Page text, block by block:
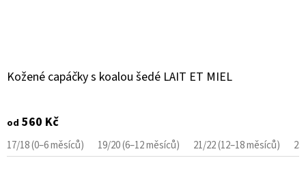
Kožené capáčky s koalou šedé LAIT ET MIEL
od 560 Kč
17/18 (0–6 měsíců) 19/20 (6–12 měsíců) 21/22 (12–18 měsíců)